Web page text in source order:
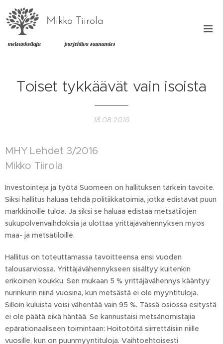
Mikko Tiirola
metsänhoitaja purjehtiva saunamies
Toiset tykkäävät vain isoista
18.08.2016
MHY Lehdet 3/2016
Mikko Tiirola
Investointeja ja työtä Suomeen on hallituksen tärkein tavoite.
Siksi hallitus haluaa tehdä politiikkatoimia, jotka edistävät puun
markkinoille tuloa. Ja siksi se haluaa edistää metsätilojen
sukupolvenvaihdoksia ja ulottaa yrittäjävähennyksen myös
maa- ja metsätiloille.
Hallitus on toteuttamassa tavoitteensa ensi vuoden
talousarviossa. Yrittäjävähennykseen sisältyy kuitenkin
erikoinen koukku. Sen mukaan 5 % yrittäjävähennys kääntyy
nurinkurin niinä vuosina, kun metsästä ei ole myyntituloja.
Silloin kuluista voisi vähentää vain 95 %. Tässä osiossa esitystä
ei ole päätä eikä häntää. Se kannustaisi metsänomistajia
epärationaaliseen toimintaan: Hoitotöitä siirrettäisiin niille
vuosille, kun on puunmyyntituloja. Vaihtoehtoisesti